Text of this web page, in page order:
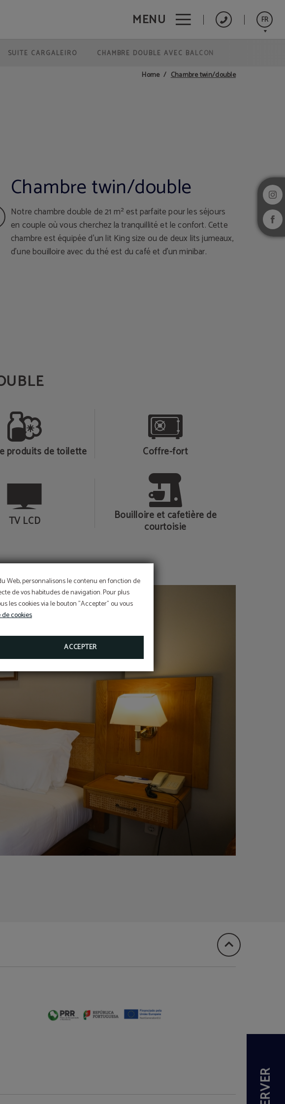
Web, personnalisons le contenu en fonction de
de vos habitudes de navigation. Pour plus
les cookies via le bouton "Accepter" ou vous
cookies
ACCEPTER
MENU FR
SUITE CARGALEIRO CHAMBRE DOUBLE AVEC BALCON
Home Chambre twin/double
Chambre twin/double
Notre chambre double de 21 m² est parfaite pour les séjours
en couple où vous cherchez la tranquillité et le confort. Cette
chambre est équipée d’un lit King size ou de deux lits jumeaux,
d’une bouilloire avec du thé est du café et d’un minibar.
produits de toilette Coffre-fort
TV LCD Bouilloire et cafetière de
courtoisie